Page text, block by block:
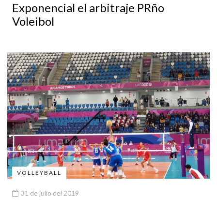
Exponencial el arbitraje PRño
Voleibol
VOLLEYBALL
31 de julio del 2019